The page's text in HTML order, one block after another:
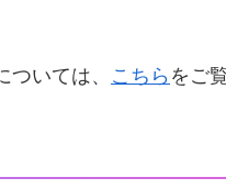
いては、 こちら をご